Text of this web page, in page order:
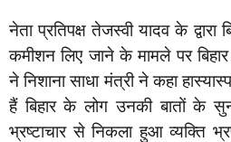
नेता प्रतिपक्ष तेजस्वी यादव के
कमीशन लिए जाने के मामले पर
ने निशाना साधा मंत्री ने कहा
हैं बिहार के लोग उनकी बातों के
भ्रष्टाचार से निकला हुआ व्यक्ति